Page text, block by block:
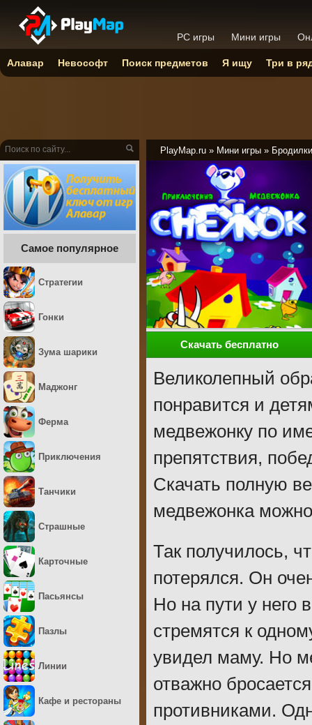
PlayMap.ru » Мини игры » Бродилки
Скачать бесплатно
Великолепный
понравится и
медвежонку по
препятствия,
Скачать полную
медвежонка
Так получилось,
потерялся. Он
Но на пути у него
стремятся к
увидел маму. Но
отважно
противниками.
Самое популярное
Стратегии
Гонки
Зума шарики
Маджонг
Ферма
Приключения
Танчики
Страшные
Карточные
Пасьянсы
Пазлы
Линии
Кафе и рестораны
PC игры Мини игры
Алавар Невософт Поиск предметов Я ищу Три в